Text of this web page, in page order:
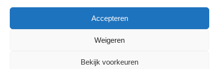
Accepteren
Weigeren
Bekijk voorkeuren
ALGEMENE VOORWAARDEN PRIVACYBELEID